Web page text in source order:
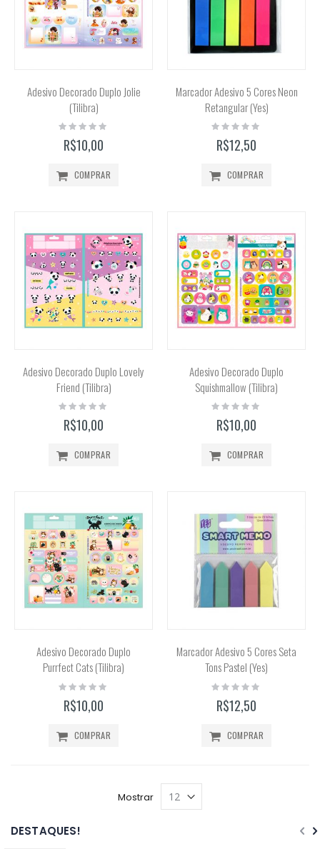
Adesivo Decorado Duplo Jolie
(Tilibra)
Rating:
R$10,00
COMPRAR
Marcador Adesivo 5 Cores Neon
Retangular (Yes)
Rating:
R$12,50
COMPRAR
Adesivo Decorado Duplo Lovely
Friend (Tilibra)
Rating:
R$10,00
COMPRAR
Adesivo Decorado Duplo
Squishmallow (Tilibra)
Rating:
R$10,00
COMPRAR
Adesivo Decorado Duplo
Purrfect Cats (Tilibra)
Rating:
0%
R$10,00
COMPRAR
Marcador Adesivo 5 Cores Seta
Tons Pastel (Yes)
Rating:
0%
R$12,50
COMPRAR
Mostrar
DESTAQUES!